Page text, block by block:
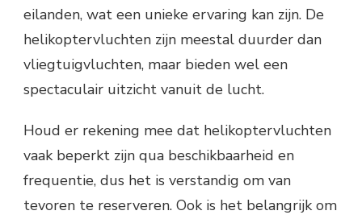
eilanden, wat een unieke ervaring kan zijn. De
helikoptervluchten zijn meestal duurder dan
vliegtuigvluchten, maar bieden wel een
spectaculair uitzicht vanuit de lucht.
Houd er rekening mee dat helikoptervluchten
vaak beperkt zijn qua beschikbaarheid en
frequentie, dus het is verstandig om van
tevoren te reserveren. Ook is het belangrijk om